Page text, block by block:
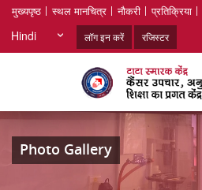
मुख्यपृष्ठ स्थल मानचित्र नौकरी प्रतिक्रिया
Hindi लॉग इन करें रजिस्टर
Photo Gallery